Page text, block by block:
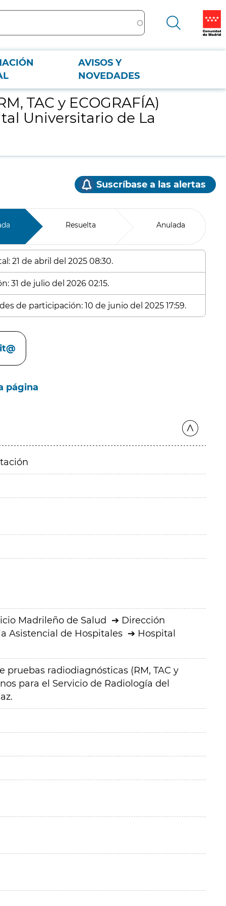
AVISOS Y
NOVEDADES
Universitario de La Paz. A.M. P.A. 38/2024.
TAC y ECOGRAFÍA)
Universitario de La
Suscríbase a las alertas
Resuelta Anulada
21 de abril del 2025 08:30.
31 de julio del 2026 02:15.
de participación: 10 de junio del 2025 17:59.
página
Madrileño de Salud
Dirección
Asistencial de Hospitales
Hospital
pruebas radiodiagnósticas (RM, TAC y
para el Servicio de Radiología del